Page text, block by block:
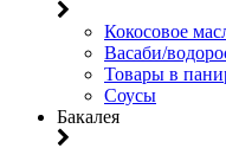
Кокосовое
Васаби/
Товары в
Соусы
Бакалея